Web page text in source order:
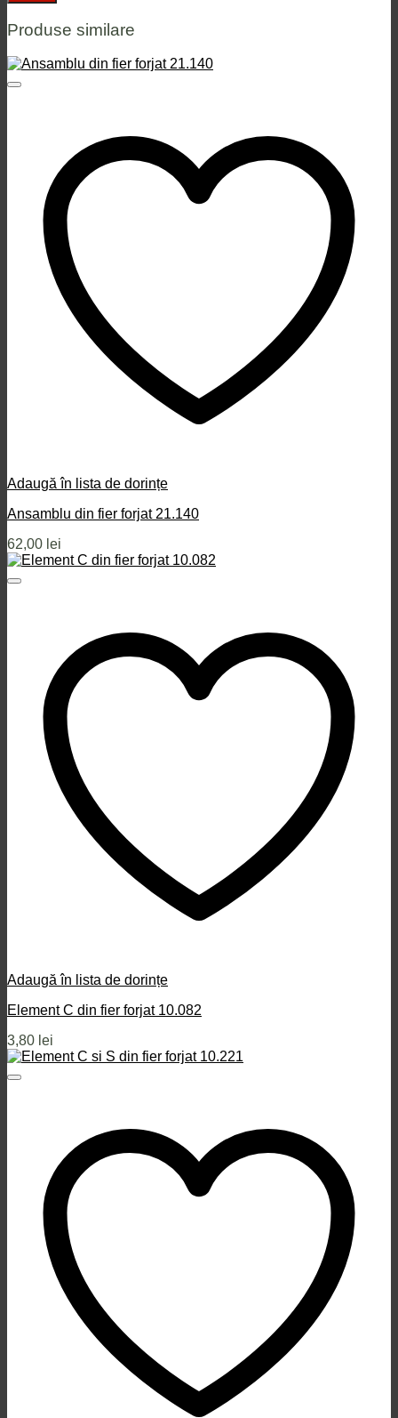
Produse similare
Adaugă în lista de dorințe
Ansamblu din fier forjat 21.140
62,00 lei
Adaugă în lista de dorințe
Element C din fier forjat 10.082
3,80 lei